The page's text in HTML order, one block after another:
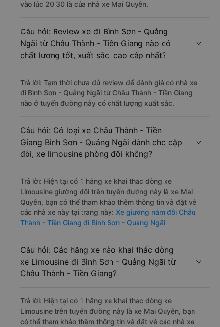
vào lúc 20:30 là của nhà xe Mai Quyên.
Câu hỏi: Review xe đi Bình Sơn - Quảng
Ngãi từ Châu Thành - Tiền Giang nào có
chất lượng tốt, xuất sắc, cao cấp nhất?
Trả lời: Tạm thời chưa đủ review để đánh giá có nhà xe
đi Bình Sơn - Quảng Ngãi từ Châu Thành - Tiền Giang
nào ở tuyến đường này có chất lượng xuất sắc.
Câu hỏi: Có loại xe Châu Thành - Tiền
Giang Bình Sơn - Quảng Ngãi dành cho cặp
đôi, xe limousine phòng đôi không?
Trả lời: Hiện tại có 1 hãng xe khai thác dòng xe
Limousine giường đôi trên tuyến đường này là xe Mai
Quyên, bạn có thể tham khảo thêm thông tin và đặt vé
các nhà xe này tại trang này: Xe giường nằm đôi Châu
Thành - Tiền Giang đi Bình Sơn - Quảng Ngãi
Câu hỏi: Các hãng xe nào khai thác dòng
xe Limousine đi Bình Sơn - Quảng Ngãi từ
Châu Thành - Tiền Giang?
Trả lời: Hiện tại có 1 hãng xe khai thác dòng xe
Limousine trên tuyến đường này là xe Mai Quyên, bạn
có thể tham khảo thêm thông tin và đặt vé các nhà xe